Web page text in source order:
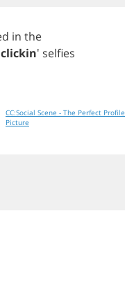
in the
clickin' selfies
CC:Social Scene - The Perfect Profile
Picture